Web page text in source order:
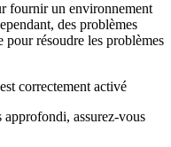
fournir un environnement
des problèmes
résoudre les problèmes
correctement activé
approfondi, assurez-vous